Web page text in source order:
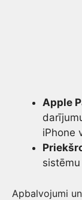
Apple
iPhone
Apbalvojumi